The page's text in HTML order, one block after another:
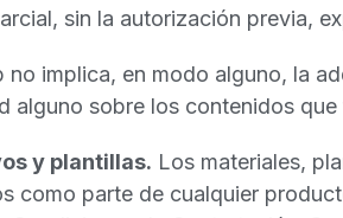
sin la autorización previa,
no implica, en modo alguno, la
alguno sobre los contenidos que
y plantillas. Los materiales,
como parte de cualquier